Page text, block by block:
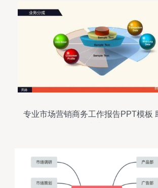
专业市场营销商务工作报告PPT模板